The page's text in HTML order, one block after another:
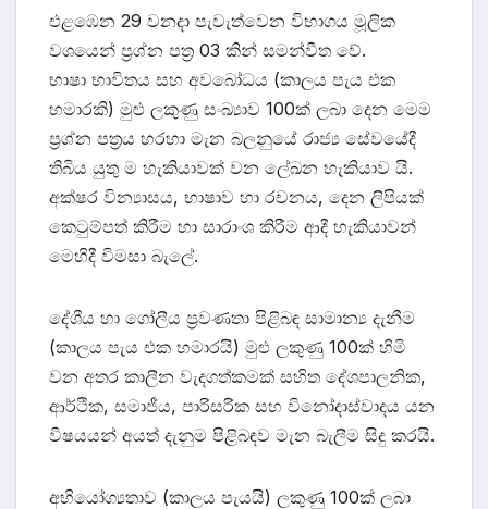
එළඹෙන 29 වනදා පැවැත්වෙන විභාගය මූලික
වශයෙන් ප්‍රශ්න පත්‍ර 03 කින් සමන්වීත වේ.
භාෂා භාවිතය සහ අවබෝධය (කාලය පැය එක
හමාරකි) මුළු ලකුණු සංඛ්‍යාව 100ක් ලබා දෙන මෙම
ප්‍රශ්න පත්‍රය හරහා මැන බලනුයේ රාජ්‍ය සේවයේදී
තිබිය යුතු ම හැකියාවක් වන ලේඛන හැකියාව යි.
අක්ෂර වින්‍යාසය, භාෂාව හා රචනය, දෙන ලිපියක්
කෙටුම්පත් කිරීම හා සාරාංශ කිරීම ආදී හැකියාවන්
මෙහිදී විමසා බැලේ.
දේශීය හා ගෝලීය ප්‍රවණතා පිළිබඳ සාමාන්‍ය දැනීම
(කාලය පැය එක හමාරයි) මුළු ලකුණු 100ක් හිමි
වන අතර කාලීන වැදගත්කමක් සහිත දේශපාලනික,
ආර්ථික, සමාජීය, පාරිසරික සහ විනෝදාස්වාදය යන
විෂයයන් අයත් දැනුම පිළිබඳව මැන බැලීම සිදු කරයි.
අභියෝග්‍යතාව (කාලය පැයයි) ලකුණු 100ක් ලබා